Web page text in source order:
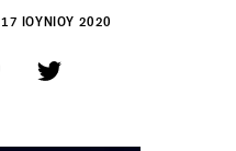
17 ΙΟΥΝΙΟΥ 2020